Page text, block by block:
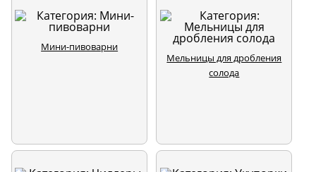
Мини-пивоварни
Мельницы для дробления
солода